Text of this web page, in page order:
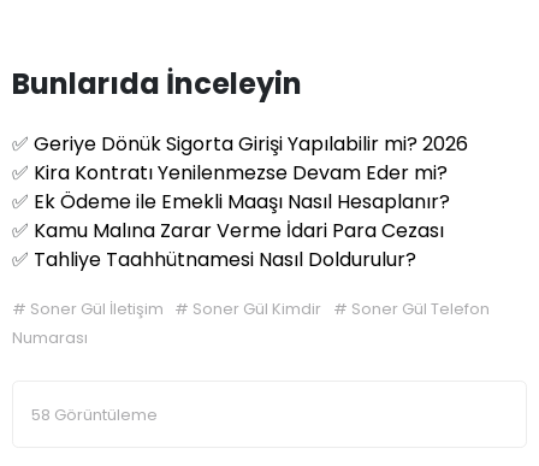
Bunlarıda İnceleyin
✅ Geriye Dönük Sigorta Girişi Yapılabilir mi? 2026
✅ Kira Kontratı Yenilenmezse Devam Eder mi?
✅ Ek Ödeme ile Emekli Maaşı Nasıl Hesaplanır?
✅ Kamu Malına Zarar Verme İdari Para Cezası
✅ Tahliye Taahhütnamesi Nasıl Doldurulur?
# Soner Gül İletişim # Soner Gül Kimdir # Soner Gül Telefon
Numarası
58 Görüntüleme